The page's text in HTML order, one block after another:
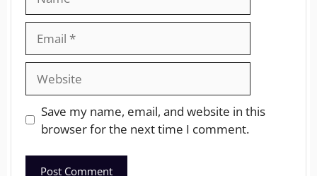
Save my name, email, and website in this
browser for the next time I comment.